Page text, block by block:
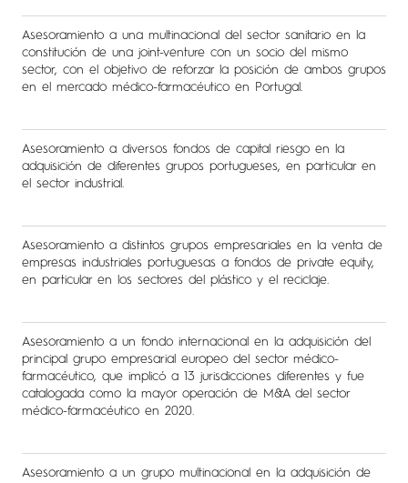
Asesoramiento a una multinacional del sector sanitario en la
constitución de una joint-venture con un socio del mismo
sector, con el objetivo de reforzar la posición de ambos grupos
en el mercado médico-farmacéutico en Portugal.
Asesoramiento a diversos fondos de capital riesgo en la
adquisición de diferentes grupos portugueses, en particular en
el sector industrial.
Asesoramiento a distintos grupos empresariales en la venta de
empresas industriales portuguesas a fondos de private equity,
en particular en los sectores del plástico y el reciclaje.
Asesoramiento a un fondo internacional en la adquisición del
principal grupo empresarial europeo del sector médico-
farmacéutico, que implicó a 13 jurisdicciones diferentes y fue
catalogada como la mayor operación de M&A del sector
médico-farmacéutico en 2020.
Asesoramiento a un grupo multinacional en la adquisición de